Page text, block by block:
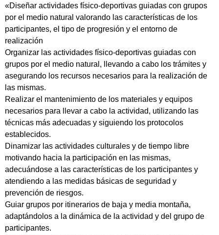
«Diseñar actividades físico-deportivas guiadas con grupos
por el medio natural valorando las características de los
participantes, el tipo de progresión y el entorno de
realización
Organizar las actividades físico-deportivas guiadas con
grupos por el medio natural, llevando a cabo los trámites y
asegurando los recursos necesarios para la realización de
las mismas.
Realizar el mantenimiento de los materiales y equipos
necesarios para llevar a cabo la actividad, utilizando las
técnicas más adecuadas y siguiendo los protocolos
establecidos.
Dinamizar las actividades culturales y de tiempo libre
motivando hacia la participación en las mismas,
adecuándose a las características de los participantes y
atendiendo a las medidas básicas de seguridad y
prevención de riesgos.
Guiar grupos por itinerarios de baja y media montaña,
adaptándolos a la dinámica de la actividad y del grupo de
participantes.